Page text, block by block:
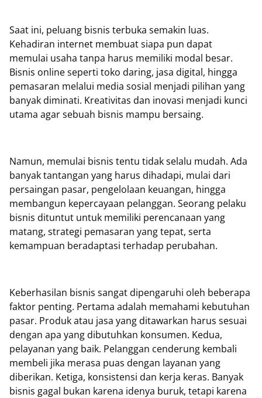
Saat ini, peluang bisnis terbuka semakin luas.
Kehadiran internet membuat siapa pun dapat
memulai usaha tanpa harus memiliki modal besar.
Bisnis online seperti toko daring, jasa digital, hingga
pemasaran melalui media sosial menjadi pilihan yang
banyak diminati. Kreativitas dan inovasi menjadi kunci
utama agar sebuah bisnis mampu bersaing.
Namun, memulai bisnis tentu tidak selalu mudah. Ada
banyak tantangan yang harus dihadapi, mulai dari
persaingan pasar, pengelolaan keuangan, hingga
membangun kepercayaan pelanggan. Seorang pelaku
bisnis dituntut untuk memiliki perencanaan yang
matang, strategi pemasaran yang tepat, serta
kemampuan beradaptasi terhadap perubahan.
Keberhasilan bisnis sangat dipengaruhi oleh beberapa
faktor penting. Pertama adalah memahami kebutuhan
pasar. Produk atau jasa yang ditawarkan harus sesuai
dengan apa yang dibutuhkan konsumen. Kedua,
pelayanan yang baik. Pelanggan cenderung kembali
membeli jika merasa puas dengan layanan yang
diberikan. Ketiga, konsistensi dan kerja keras. Banyak
bisnis gagal bukan karena idenya buruk, tetapi karena